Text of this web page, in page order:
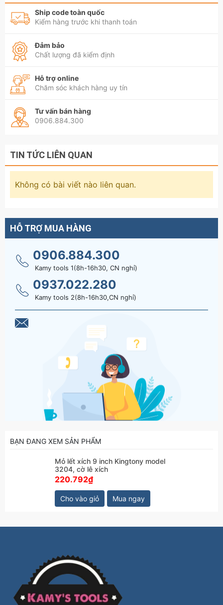
Ship code toàn quốc
Kiểm hàng trước khi thanh toán
Đảm bảo
Chất lượng đã kiểm định
Hỗ trợ online
Chăm sóc khách hàng uy tín
Tư vấn bán hàng
0906.884.300
TIN TỨC LIÊN QUAN
Không có bài viết nào liên quan.
HỖ TRỢ MUA HÀNG
0906.884.300
Kamy tools 1(8h-16h30, CN nghỉ)
0937.022.280
Kamy tools 2(8h-16h30,CN nghỉ)
BẠN ĐANG XEM SẢN PHẨM
Mỏ lết xích 9 inch Kingtony model
3204, cờ lê xích
220.792₫
Cho vào giỏ Mua ngay